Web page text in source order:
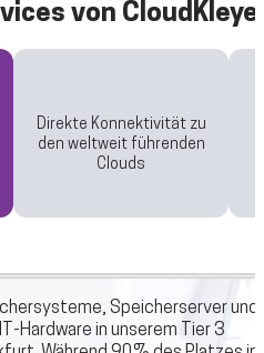
von
Direkte Konnektivität zu
den weltweit führenden
Clouds
Speicherserver und
Hardware in unserem Tier 3